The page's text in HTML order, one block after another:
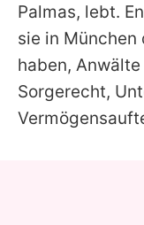
Palmas, lebt.
sie in
haben,
Sorgerecht,